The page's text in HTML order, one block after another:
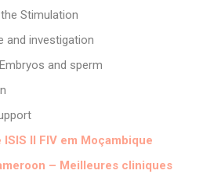
Stimulation
and investigation
and sperm
II FIV em Moçambique
– Meilleures cliniques